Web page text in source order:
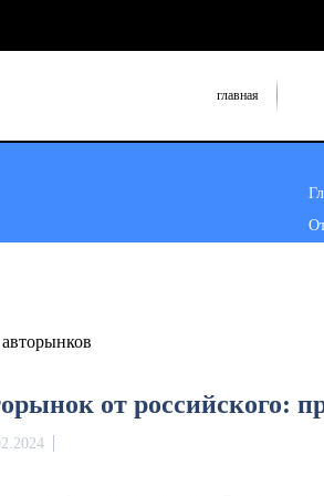
главная
от российского: